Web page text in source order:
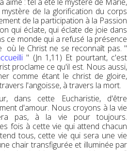
de la glorification du corps
de la participation à la Passion
qui éclate, qui éclate de joie dans
ce monde qui a refusé la présence
où le Christ ne se reconnaît pas. "
" (Jn 1,11) Et pourtant, c'est
proclame ce qu'il est. Nous aussi,
comme étant le christ de gloire,
l'angoisse, à travers la mort.
dans cette Eucharistie, d'être
d'amour. Nous croyons à la vie
pas, à la vie pour toujours.
fois à cette vie qui attend chacun
tous, cette vie qui sera une vie
chair transfigurée et illuminée par